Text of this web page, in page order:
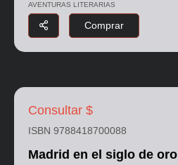
AVENTURAS LITERARIAS
Comprar
Consultar $
ISBN 9788418700088
Madrid en el siglo de oro